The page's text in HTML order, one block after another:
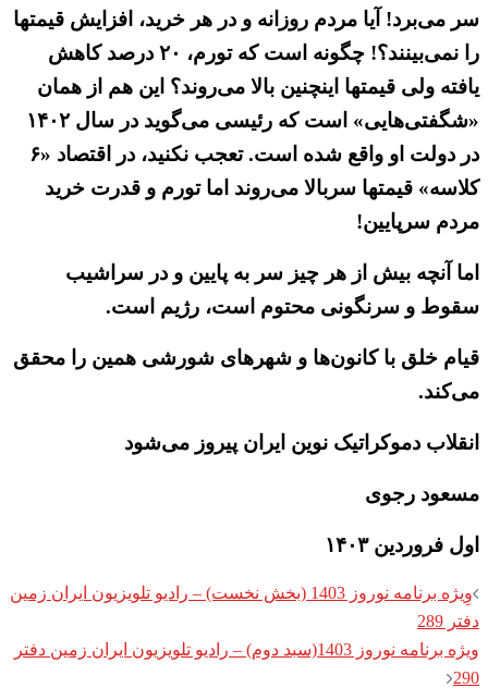
سر می‌برد! آیا مردم روزانه و در هر خرید، افزایش قیمتها
را نمی‌بینند؟! چگونه است که تورم، ۲۰ درصد کاهش
یافته ولی قیمتها اینچنین بالا می‌روند؟ این هم از همان
«شگفتی‌هایی» است که رئیسی می‌گوید در سال ۱۴۰۲
در دولت او واقع شده است. تعجب نکنید، در اقتصاد «۶
کلاسه» قیمتها سربالا می‌روند اما تورم و قدرت خرید
مردم سرپایین!
اما آنچه بیش از هر چیز سر به پایین و در سراشیب
سقوط و سرنگونی محتوم است، رژیم است.
قیام خلق با کانون‌ها و شهرهای شورشی همین را محقق
می‌کند.
انقلاب دموکراتیک نوین ایران پیروز می‌شود
مسعود رجوی
اول فروردین ۱۴۰۳
Post
navigation
وِیژه برنامه نوروز 1403 (بخش نخست) – رادیو تلویزیون ایران زمین
دفتر 289
ویژه برنامه نوروز 1403(سبد دوم) – رادیو تلویزیون ایران زمین دفتر
290